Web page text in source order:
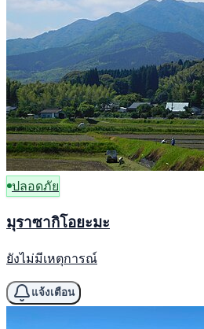
ปลอดภัย
มุราซากิโอยะมะ
ยังไม่มีเหตุการณ์
แจ้งเตือน